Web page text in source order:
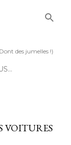
des jumelles !)
VOITURES